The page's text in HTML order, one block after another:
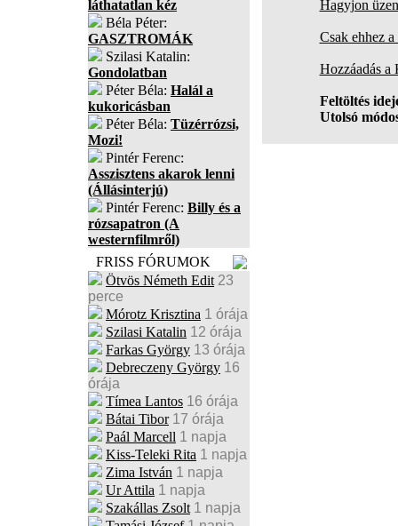
láthatatlan kéz
Béla Péter:
GASZTROMÁK
Szilasi Katalin:
Gondolatban
Péter Béla: Halál a
kukoricásban
Péter Béla: Tüzérrózsi,
Mozi!
Pintér Ferenc:
Asszisztens akarok lenni
(Állásinterjú)
Pintér Ferenc: Billy és a
rózsapatron (A
westernfilmről)
FRISS FÓRUMOK
Ötvös Németh Edit 23
perce
Mórotz Krisztina 1 órája
Szilasi Katalin 12 órája
Farkas György 13 órája
Debreczeny György 16
órája
Tímea Lantos 16 órája
Bátai Tibor 17 órája
Paál Marcell 1 napja
Kiss-Teleki Rita 1 napja
Zima István 1 napja
Ur Attila 1 napja
Szakállas Zsolt 1 napja
Hagyjon
Csak ehhez
Hozzáadás
Feltöltés
Utolsó